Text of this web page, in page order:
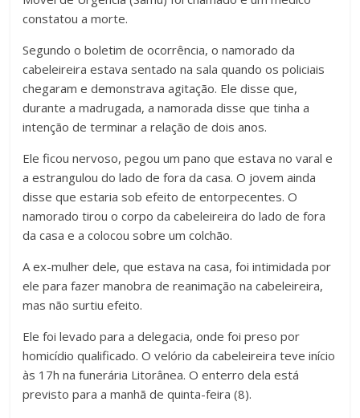
constatou a morte.
Segundo o boletim de ocorrência, o namorado da
cabeleireira estava sentado na sala quando os policiais
chegaram e demonstrava agitação. Ele disse que,
durante a madrugada, a namorada disse que tinha a
intenção de terminar a relação de dois anos.
Ele ficou nervoso, pegou um pano que estava no varal e
a estrangulou do lado de fora da casa. O jovem ainda
disse que estaria sob efeito de entorpecentes. O
namorado tirou o corpo da cabeleireira do lado de fora
da casa e a colocou sobre um colchão.
A ex-mulher dele, que estava na casa, foi intimidada por
ele para fazer manobra de reanimação na cabeleireira,
mas não surtiu efeito.
Ele foi levado para a delegacia, onde foi preso por
homicídio qualificado. O velório da cabeleireira teve início
às 17h na funerária Litorânea. O enterro dela está
previsto para a manhã de quinta-feira (8).